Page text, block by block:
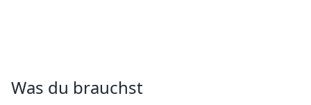
Was du brauchst